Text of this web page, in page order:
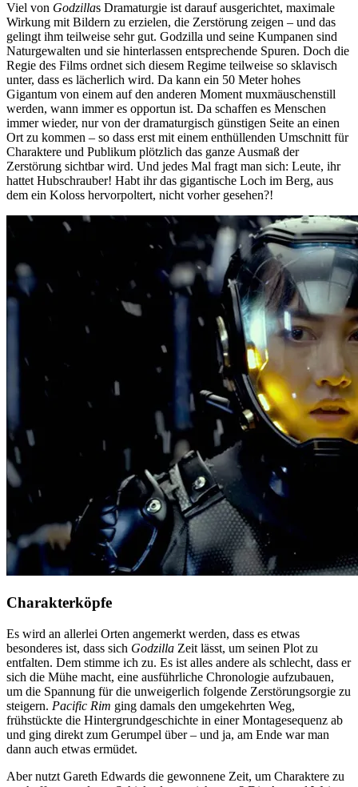
Viel von Godzillas Dramaturgie ist darauf ausgerichtet, maximale
Wirkung mit Bildern zu erzielen, die Zerstörung zeigen – und das
gelingt ihm teilweise sehr gut. Godzilla und seine Kumpanen sind
Naturgewalten und sie hinterlassen entsprechende Spuren. Doch die
Regie des Films ordnet sich diesem Regime teilweise so sklavisch
unter, dass es lächerlich wird. Da kann ein 50 Meter hohes
Gigantum von einem auf den anderen Moment muxmäuschenstill
werden, wann immer es opportun ist. Da schaffen es Menschen
immer wieder, nur von der dramaturgisch günstigen Seite an einen
Ort zu kommen – so dass erst mit einem enthüllenden Umschnitt für
Charaktere und Publikum plötzlich das ganze Ausmaß der
Zerstörung sichtbar wird. Und jedes Mal fragt man sich: Leute, ihr
hattet Hubschrauber! Habt ihr das gigantische Loch im Berg, aus
dem ein Koloss hervorpoltert, nicht vorher gesehen?!
Charakterköpfe
Es wird an allerlei Orten angemerkt werden, dass es etwas
besonderes ist, dass sich Godzilla Zeit lässt, um seinen Plot zu
entfalten. Dem stimme ich zu. Es ist alles andere als schlecht, dass er
sich die Mühe macht, eine ausführliche Chronologie aufzubauen,
um die Spannung für die unweigerlich folgende Zerstörungsorgie zu
steigern. Pacific Rim ging damals den umgekehrten Weg,
frühstückte die Hintergrundgeschichte in einer Montagesequenz ab
und ging direkt zum Gerumpel über – und ja, am Ende war man
dann auch etwas ermüdet.
Aber nutzt Gareth Edwards die gewonnene Zeit, um Charaktere zu